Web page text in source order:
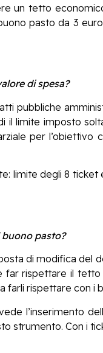
un tetto
pasto da 3
di spesa?
pubbliche
il limite imposto
per l’obiettivo
limite degli 8
buono pasto?
di modifica del
rispettare il
rispettare con i
l’inserimento
strumento. Con i